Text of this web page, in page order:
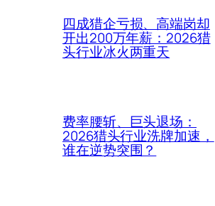
四成猎企亏损、高端岗却
开出200万年薪：2026猎
头行业冰火两重天
费率腰斩、巨头退场：
2026猎头行业洗牌加速，
谁在逆势突围？